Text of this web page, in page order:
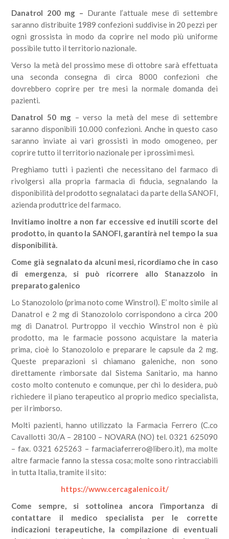
Danatrol 200 mg – Durante l’attuale mese di settembre
saranno distribuite 1989 confezioni suddivise in 20 pezzi per
ogni grossista in modo da coprire nel modo più uniforme
possibile tutto il territorio nazionale.
Verso la metà del prossimo mese di ottobre sarà effettuata
una seconda consegna di circa 8000 confezioni che
dovrebbero coprire per tre mesi la normale domanda dei
pazienti.
Danatrol 50 mg– verso la metà del mese di settembre
saranno disponibili 10.000 confezioni. Anche in questo caso
saranno inviate ai vari grossisti in modo omogeneo, per
coprire tutto il territorio nazionale per i prossimi mesi.
Preghiamo tutti i pazienti che necessitano del farmaco di
rivolgersi alla propria farmacia di fiducia, segnalando la
disponibilità del prodotto segnalataci da parte della SANOFI,
azienda produttrice del farmaco.
Invitiamo inoltre a non far eccessive ed inutili scorte del
prodotto, in quanto la SANOFI, garantirà nel tempo la sua
disponibilità.
Come già segnalato da alcuni mesi, ricordiamo che in caso
di emergenza, si può ricorrere allo Stanazzolo in
preparato galenico
Lo Stanozololo (prima noto come Winstrol). E’ molto simile al
Danatrol e 2 mg di Stanozololo corrispondono a circa 200
mg di Danatrol. Purtroppo il vecchio Winstrol non è più
prodotto, ma le farmacie possono acquistare la materia
prima, cioè lo Stanozololo e preparare le capsule da 2 mg.
Queste preparazioni si chiamano galeniche, non sono
direttamente rimborsate dal Sistema Sanitario, ma hanno
costo molto contenuto e comunque, per chi lo desidera, può
richiedere il piano terapeutico al proprio medico specialista,
per il rimborso.
Molti pazienti, hanno utilizzato la Farmacia Ferrero (C.co
Cavallotti 30/A – 28100 – NOVARA (NO) tel. 0321 625090
– fax. 0321 625263 – farmaciaferrero@libero.it), ma molte
altre farmacie fanno la stessa cosa; molte sono rintracciabili
in tutta Italia, tramite il sito:
https://www.cercagalenico.it/
Come sempre, si sottolinea ancora l’importanza di
contattare il medico specialista per le corrette
indicazioni terapeutiche, la compilazione di eventuali